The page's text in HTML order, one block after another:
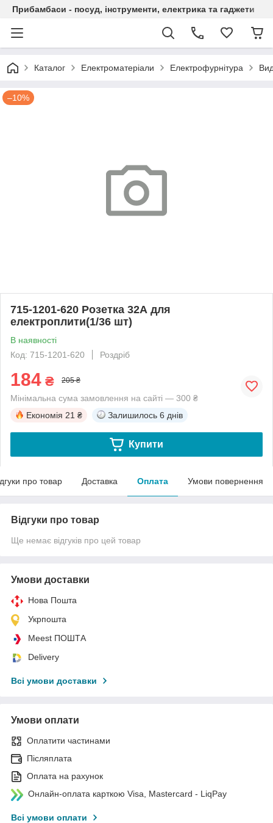
Прибамбаси - посуд, інструменти, електрика та гаджети
Каталог Електроматеріали Електрофурнітура
–10%
715-1201-620 Розетка 32А для
електроплити(1/36 шт)
В наявності
Код: 715-1201-620
Роздріб
184 ₴ 205 ₴
Мінімальна сума замовлення на сайті — 300 ₴
Економія 21 ₴ Залишилось 6 днів
Купити
про товар Доставка Оплата Умови повернення
Відгуки про товар
Ще немає відгуків про цей товар
Умови доставки
Нова Пошта
Укрпошта
Meest ПОШТА
Delivery
Всі умови доставки
Умови оплати
Оплатити частинами
Післяплата
Оплата на рахунок
Онлайн-оплата карткою Visa, Mastercard - LiqPay
Всі умови оплати